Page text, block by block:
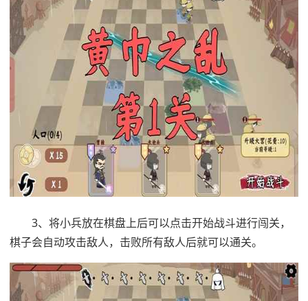
3、将小兵放在棋盘上后可以点击开始战斗进行闯关，
棋子会自动攻击敌人，击败所有敌人后就可以通关。